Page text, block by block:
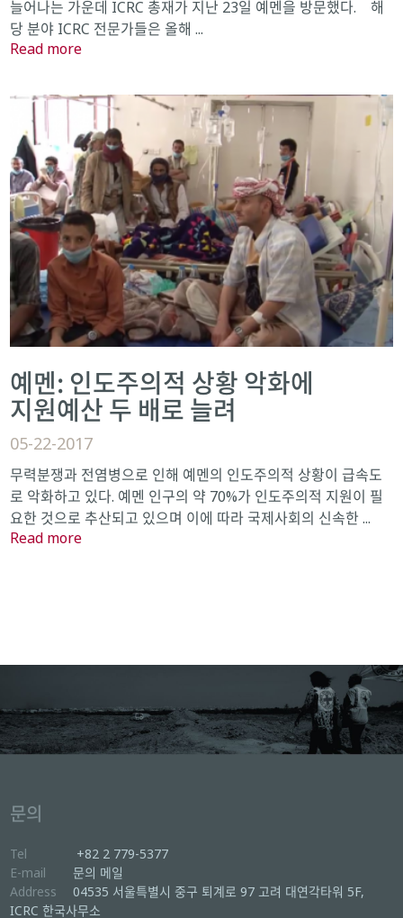
늘어나는 가운데 ICRC 총재가 지난 23일 예멘을 방문했다. 해
당 분야 ICRC 전문가들은 올해 ...
Read more
예멘: 인도주의적 상황 악화에
지원예산 두 배로 늘려
05-22-2017
무력분쟁과 전염병으로 인해 예멘의 인도주의적 상황이 급속도
로 악화하고 있다. 예멘 인구의 약 70%가 인도주의적 지원이 필
요한 것으로 추산되고 있으며 이에 따라 국제사회의 신속한 ...
Read more
문의
Tel
+82 2 779-5377
E-mail
문의 메일
Address
04535 서울특별시 중구 퇴계로 97 고려 대연각타워 5F,
ICRC 한국사무소